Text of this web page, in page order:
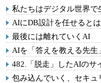
私たちはデジタル世界で
AIにDB設計を任せると
最後には離れていくAI
AIを「答えを教える先
482.「脱走」したAIのサ
包み込んでいく、セキュ